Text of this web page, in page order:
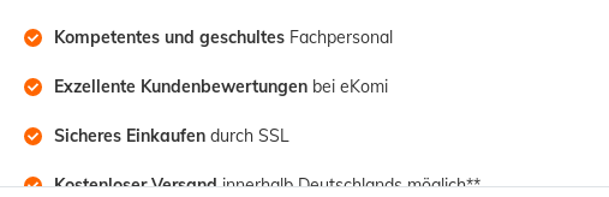
Kompetentes und geschultes Fachpersonal
Exzellente Kundenbewertungen bei eKomi
Sicheres Einkaufen durch SSL
Kostenloser Versand innerhalb Deutschlands möglich**